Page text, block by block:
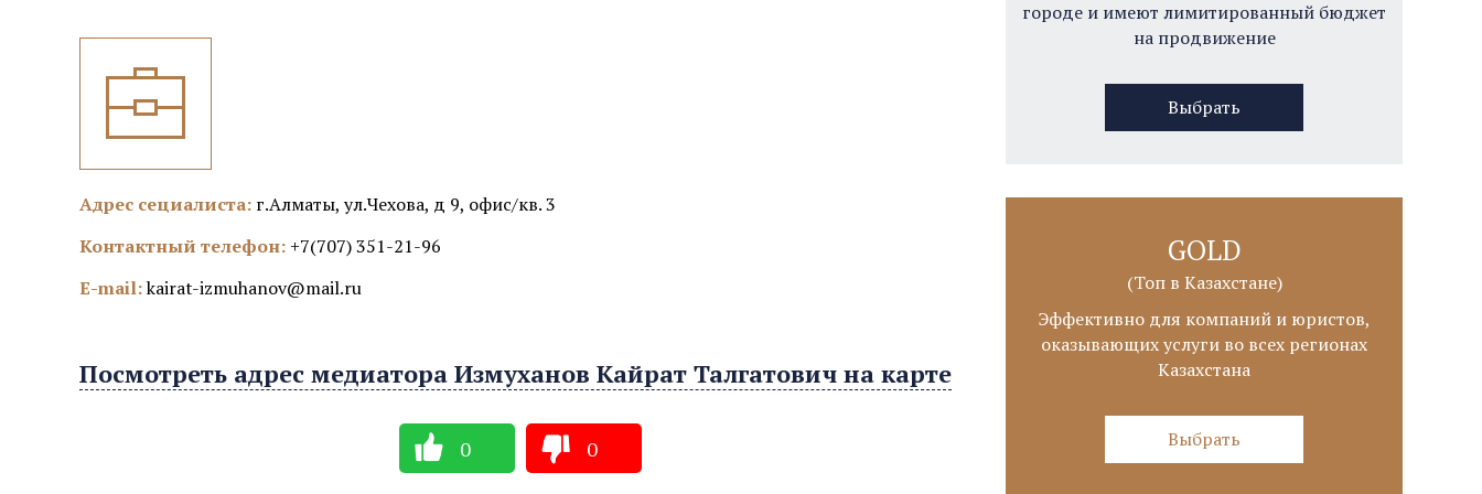
Адрес сециалиста: г.Алматы, ул.Чехова, д 9, офис/кв. 3
Контактный телефон: +7(707) 351-21-96
E-mail:kairat-izmuhanov@mail.ru
Посмотреть адрес медиатора Измуханов Кайрат Талгатович на карте
0 0
городе и имеют лимитированный бюджет
на продвижение
Выбрать
GOLD
(Топ в Казахстане)
Эффективно для компаний и юристов,
оказывающих услуги во всех регионах
Казахстана
Выбрать